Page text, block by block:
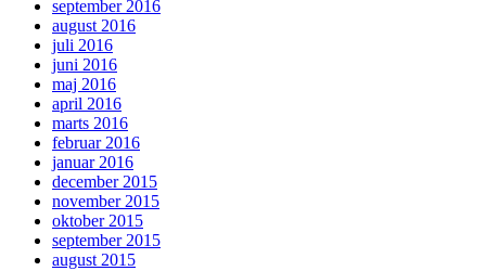
september 2016
august 2016
juli 2016
juni 2016
maj 2016
april 2016
marts 2016
februar 2016
januar 2016
december 2015
november 2015
oktober 2015
september 2015
august 2015